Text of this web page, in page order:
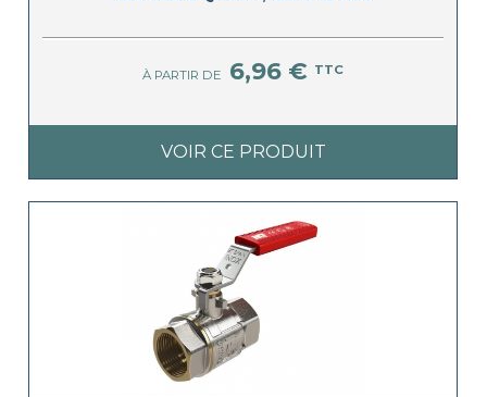
À PARTIR DE 6,96 € TTC
VOIR CE PRODUIT